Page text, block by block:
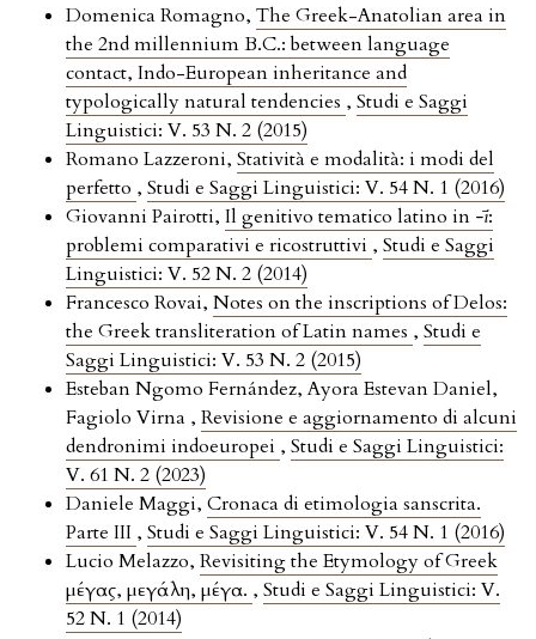
Domenica Romagno, The Greek-Anatolian area in
the 2nd millennium B.C.: between language
contact, Indo-European inheritance and
typologically natural tendencies , Studi e Saggi
Linguistici: V. 53 N. 2 (2015)
Romano Lazzeroni, Statività e modalità: i modi del
perfetto , Studi e Saggi Linguistici: V. 54 N. 1 (2016)
Giovanni Pairotti, Il genitivo tematico latino in -ī:
problemi comparativi e ricostruttivi , Studi e Saggi
Linguistici: V. 52 N. 2 (2014)
Francesco Rovai, Notes on the inscriptions of Delos:
the Greek transliteration of Latin names , Studi e
Saggi Linguistici: V. 53 N. 2 (2015)
Esteban Ngomo Fernández, Ayora Estevan Daniel,
Fagiolo Virna , Revisione e aggiornamento di alcuni
dendronimi indoeuropei , Studi e Saggi Linguistici:
V. 61 N. 2 (2023)
Daniele Maggi, Cronaca di etimologia sanscrita.
Parte III , Studi e Saggi Linguistici: V. 54 N. 1 (2016)
Lucio Melazzo, Revisiting the Etymology of Greek
μέγας, μεγάλη, μέγα. , Studi e Saggi Linguistici: V.
52 N. 1 (2014)